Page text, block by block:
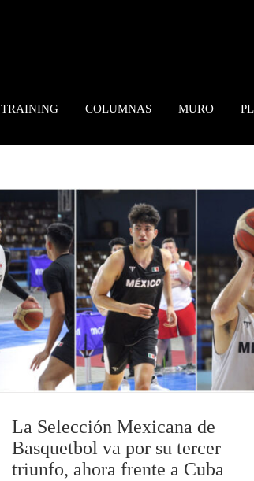
TRAINING COLUMNAS MURO
La Selección Mexicana de
Basquetbol va por su tercer
triunfo, ahora frente a Cuba